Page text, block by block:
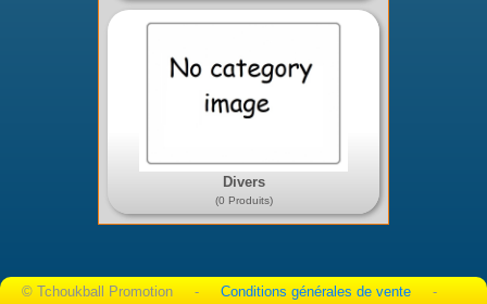
Divers
(0 Produits)
© Tchoukball Promotion - Conditions générales de vente -